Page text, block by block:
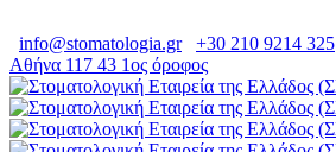
info@stomatologia.gr +30 210 9214 325
Αθήνα 117 43 1ος όροφος